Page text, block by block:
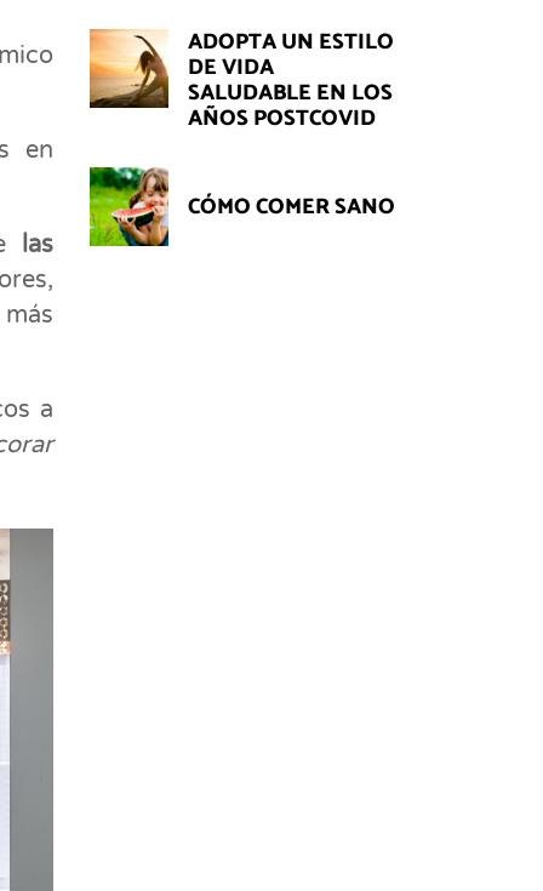
en
las
a
ADOPTA UN ESTILO
DE VIDA
SALUDABLE EN LOS
AÑOS POSTCOVID
CÓMO COMER SANO